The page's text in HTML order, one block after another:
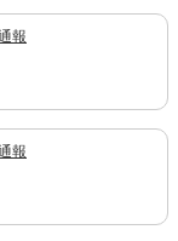
報
報